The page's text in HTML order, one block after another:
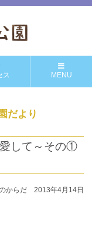
ス MENU
だより
して～その①
からだ 2013年4月14日